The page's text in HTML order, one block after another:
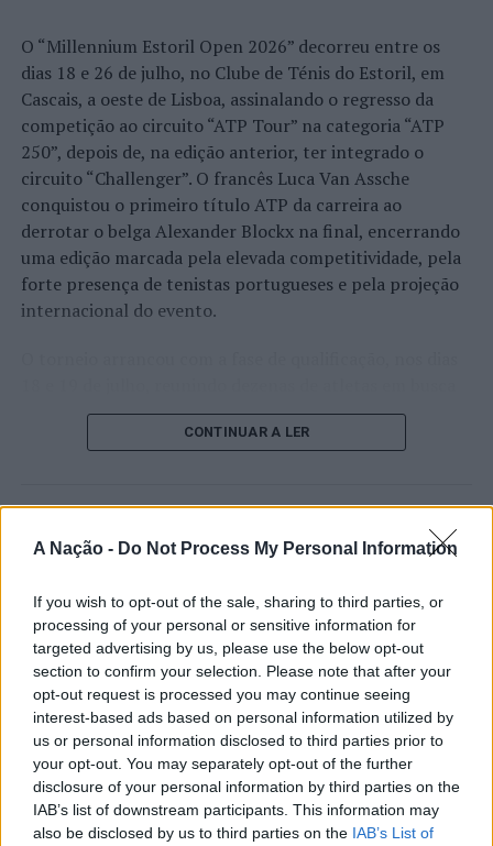
A Nação - Do Not Process My Personal Information
If you wish to opt-out of the sale, sharing to third parties, or
processing of your personal or sensitive information for
targeted advertising by us, please use the below opt-out
section to confirm your selection. Please note that after your
opt-out request is processed you may continue seeing
interest-based ads based on personal information utilized by
us or personal information disclosed to third parties prior to
your opt-out. You may separately opt-out of the further
disclosure of your personal information by third parties on the
IAB’s list of downstream participants. This information may
also be disclosed by us to third parties on the IAB’s List of
O “Millennium Estoril Open 2026” decorreu entre os
dias 18 e 26 de julho, no Clube de Ténis do Estoril, em
Cascais, a oeste de Lisboa, assinalando o regresso da
competição ao circuito “ATP Tour” na categoria “ATP
250”, depois de, na edição anterior, ter integrado o
circuito “Challenger”. O francês Luca Van Assche
conquistou o primeiro título ATP da carreira ao
derrotar o belga Alexander Blockx na final, encerrando
uma edição marcada pela elevada competitividade, pela
forte presença de tenistas portugueses e pela projeção
internacional do evento.
de um lugar no quadro principal. A cerimónia de
abertura contou com a presença do presidente da
concelho no centro do calendário internacional do
Apesar das desistências de última hora de jogadores
como Casper Ruud (Noruega), Alejandro Davidovich
Fokina (Espanha) e Matteo Arnaldi (Itália), a prova
apresentou um quadro competitivo de elevado nível,
liderado pelo russo Andrey Rublev, primeiro cabeça de
série, pelo italiano Luciano Darderi, pelo chileno
Alejandro Tabilo e pelo belga Alexander Blockx.
Um dos momentos mais aguardados da semana foi
também o regresso do suíço Stan Wawrinka ao Estoril,
CONTINUAR A LER
Castelo Branco: “Bienal
Internacional de Artes e Ofícios”
promete afirmar artesanato,
património e inovação como
“motores de desenvolvimento
económico e cultural” do município
português
18 horas atrás on
Por Ígor Lopes